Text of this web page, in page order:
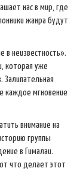
нас в мир, где
жанра будут
в неизвестность».
которая уже
каждое мгновение
внимание на
группы
в Гималаи.
что делает этот